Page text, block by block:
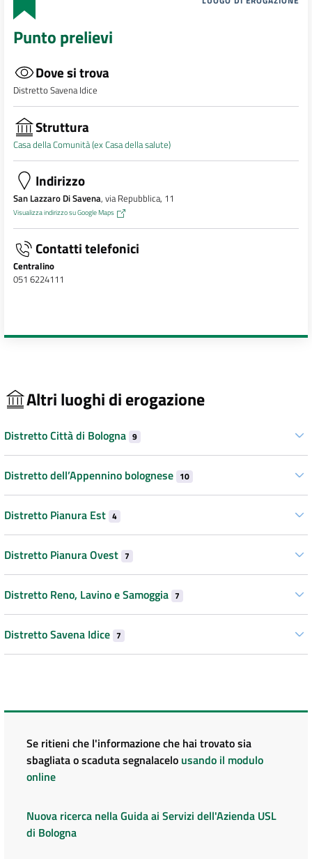
Punto prelievi
Dove si trova
Distretto Savena Idice
Struttura
Casa della Comunità (ex Casa della salute)
Indirizzo
San Lazzaro Di Savena, via Repubblica, 11
Visualizza indirizzo su Google Maps
Contatti telefonici
Centralino
051 6224111
Altri luoghi di erogazione
Distretto Città di Bologna 9
Distretto dell’Appennino bolognese 10
Distretto Pianura Est 4
Distretto Pianura Ovest 7
Distretto Reno, Lavino e Samoggia 7
Distretto Savena Idice 7
Se ritieni che l'informazione che hai trovato sia
sbagliata o scaduta segnalacelo usando il modulo
online
Nuova ricerca nella Guida ai Servizi dell'Azienda USL
di Bologna